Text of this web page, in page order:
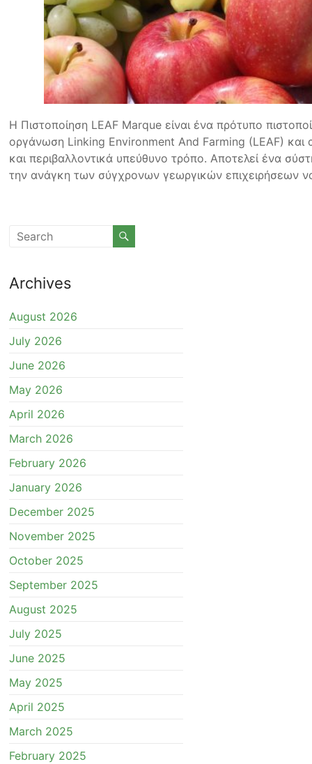
Η Πιστοποίηση LEAF Marque είναι ένα πρότυπο
οργάνωση Linking Environment And Farming (LEAF) και
και περιβαλλοντικά υπεύθυνο τρόπο. Αποτελεί ένα
την ανάγκη των σύγχρονων γεωργικών επιχειρήσεων
Archives
August 2026
July 2026
June 2026
May 2026
April 2026
March 2026
February 2026
January 2026
December 2025
November 2025
October 2025
September 2025
August 2025
July 2025
June 2025
May 2025
April 2025
March 2025
February 2025